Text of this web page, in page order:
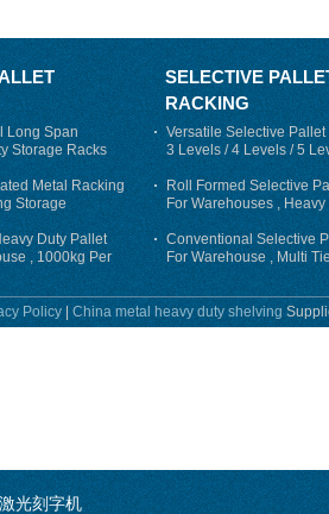
Long Span
Storage Racks
Metal Racking
Storage
Duty Pallet
, 1000kg Per
SELECTIVE
RACKING
Versatile Selective Pallet
3 Levels / 4 Levels / 5
Roll Formed Selective
For Warehouses ,
Racking System
Conventional Selective
For Warehouse , Multi
Policy|China metal heavy duty shelving
激光刻字机